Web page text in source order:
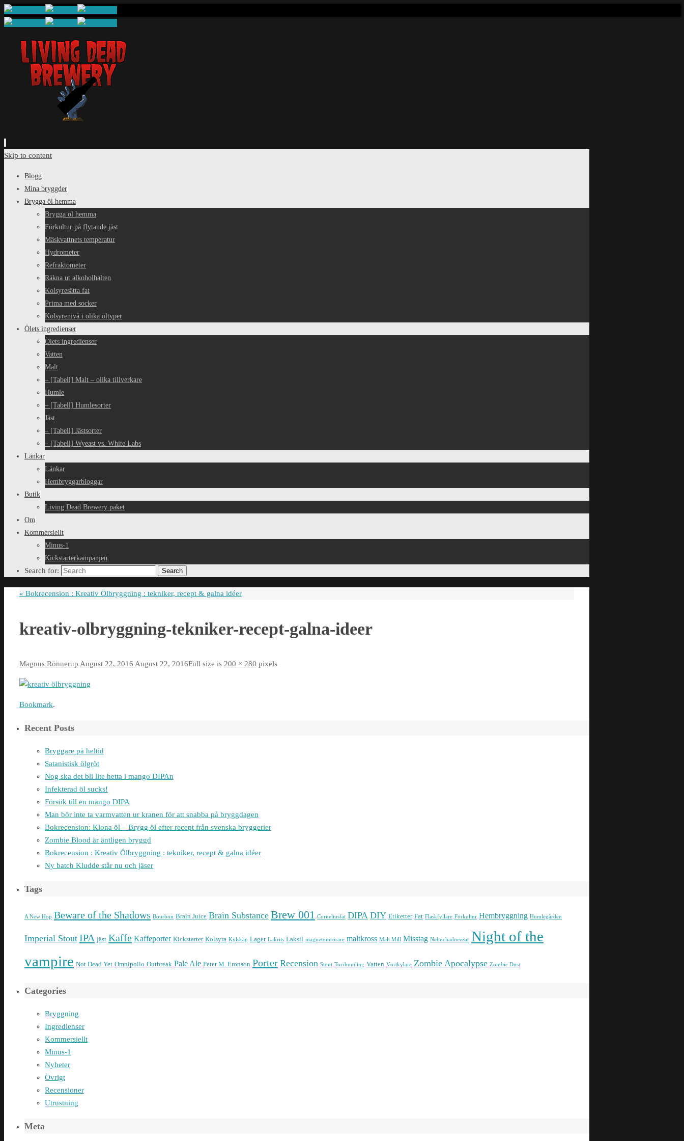
Skip to content
Blogg
Mina bryggder
Brygga öl hemma
Brygga öl hemma
Förkultur på flytande jäst
Mäskvattnets temperatur
Hydrometer
Refraktometer
Räkna ut alkoholhalten
Kolsyresätta fat
Prima med socker
Kolsyrenivå i olika öltyper
Ölets ingredienser
Ölets ingredienser
Vatten
Malt
– [Tabell] Malt – olika tillverkare
Humle
– [Tabell] Humlesorter
Jäst
– [Tabell] Jästsorter
– [Tabell] Wyeast vs. White Labs
Länkar
Länkar
Hembryggarbloggar
Butik
Living Dead Brewery paket
Om
Kommersiellt
Minus-1
Kickstarterkampanjen
Search for: Search
« Bokrecension : Kreativ Ölbryggning : tekniker, recept & galna idéer
kreativ-olbryggning-tekniker-recept-galna-ideer
Magnus Rönnerup August 22, 2016 August 22, 2016Full size is 200 × 280 pixels
Bookmark.
Recent Posts
Bryggare på heltid
Satanistisk ölgröt
Nog ska det bli lite hetta i mango DIPAn
Infekterad öl sucks!
Försök till en mango DIPA
Man bör inte ta varmvatten ur kranen för att snabba på bryggdagen
Bokrecension: Klona öl – Brygg öl efter recept från svenska bryggerier
Zombie Blood är äntligen bryggd
Bokrecension : Kreativ Ölbryggning : tekniker, recept & galna idéer
Ny batch Kludde står nu och jäser
Tags
A New Hop Beware of the Shadows Bourbon Brain Juice Brain Substance Brew 001 Corneliusfat DIPA DIY Etiketter Fat Flaskfyllare Förkultur Hembryggning Humlegården
Imperial Stout IPA jäst Kaffe Kaffeporter Kickstarter Kolsyra Kylskåp Lager Lakrits Laksil magnetomrörare maltkross Malt Mill Misstag Nebuchadnezzar Night of the
vampire Not Dead Yet Omnipollo Outbreak Pale Ale Peter M. Eronson Porter Recension Stout Torrhumling Vatten Vörtkylare Zombie Apocalypse Zombie Dust
Categories
Bryggning
Ingredienser
Kommersiellt
Minus-1
Nyheter
Övrigt
Recensioner
Utrustning
Meta